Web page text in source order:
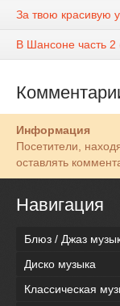
За твою красивую
В Шансоне часть 2
Информация
Посетители,
оставлять
Навигация
Блюз / Джаз
Диско музыка
Классическая